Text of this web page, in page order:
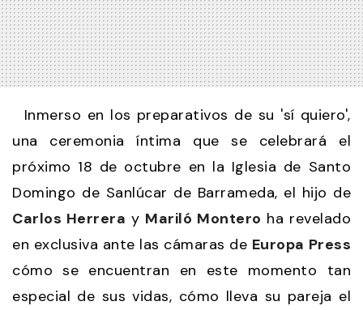
Inmerso en los preparativos de su 'sí quiero',
una ceremonia íntima que se celebrará el
próximo 18 de octubre en la Iglesia de Santo
Domingo de Sanlúcar de Barrameda, el hijo de
Carlos Herrera y Mariló Montero ha revelado
en exclusiva ante las cámaras de Europa Press
cómo se encuentran en este momento tan
especial de sus vidas, cómo lleva su pareja el